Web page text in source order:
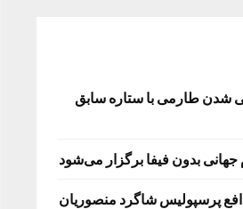
شدن طارمی با ستاره سابق
جهانی بدون فیفا برگزار می‌شود
پرسپولیس شاگرد منصوریان